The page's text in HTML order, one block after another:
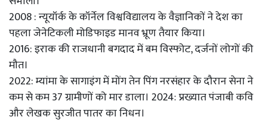
2008 : न्यूयॉर्क के कॉर्नेल विश्वविद्यालय के वैज्ञानिकों ने देश का
पहला जेनेटिकली मोडिफाइड मानव भ्रूण तैयार किया।
2016: इराक की राजधानी बगदाद में बम विस्फोट, दर्जनों लोगों की
मौत।
2022: म्यांमा के सागाइंग में मोंग तेन पिंग नरसंहार के दौरान सेना ने
कम से कम 37 ग्रामीणों को मार डाला। 2024: प्रख्यात पंजाबी कवि
और लेखक सुरजीत पातर का निधन।